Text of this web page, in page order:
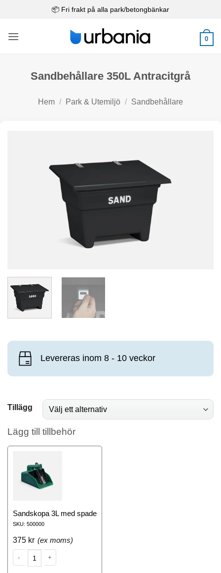
📦 Fri frakt på alla park/betongbänkar
0
Sandbehållare 350L Antracitgrå
Hem / Park & Utemiljö / Sandbehållare
Levereras inom 8 - 10 veckor
Tillägg
Lägg till tillbehör
Sandskopa 3L med spade
SKU: 500000
375 kr